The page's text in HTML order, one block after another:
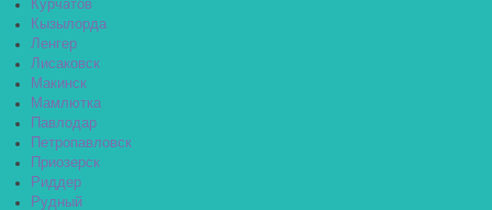
Курчатов
Кызылорда
Ленгер
Лисаковск
Макинск
Мамлютка
Павлодар
Петропавловск
Приозерск
Риддер
Рудный